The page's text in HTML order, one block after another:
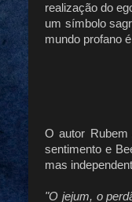
realização do
um símbolo
mundo profano
O autor
sentimento e
mas
"O jejum, o